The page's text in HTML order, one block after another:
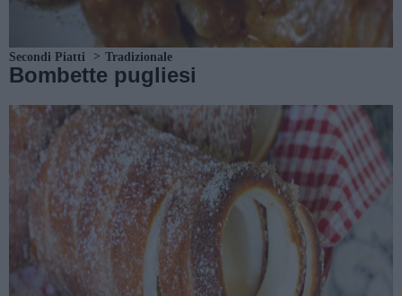
Secondi Piatti Tradizionale
Bombette pugliesi